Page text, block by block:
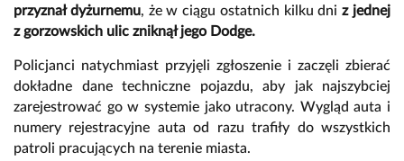
przyznał dyżurnemu, że w ciągu ostatnich kilku dniz jednej
z gorzowskich ulic zniknął jego Dodge.
Policjanci natychmiast przyjęli zgłoszenie i zaczęli zbierać
dokładne dane techniczne pojazdu, aby jak najszybciej
zarejestrować go w systemie jako utracony. Wygląd auta i
numery rejestracyjne auta od razu trafiły do wszystkich
patroli pracujących na terenie miasta.